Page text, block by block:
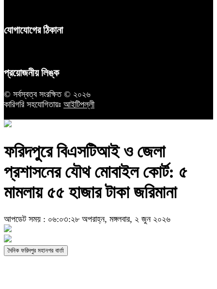
যোগাযোগের ঠিকানা
প্রয়োজনীয় লিঙ্ক
© সর্বস্বত্ব সংরক্ষিত © ২০২৬
কারিগরি সহযোগিতায়ঃ আইটিপল্লী
ফরিদপুরে বিএসটিআই ও জেলা
প্রশাসনের যৌথ মোবাইল কোর্ট: ৫
মামলায় ৫৫ হাজার টাকা জরিমানা
আপডেট সময় : ০৬:০৩:২৮ অপরাহ্ন, মঙ্গলবার, ২ জুন ২০২৬
দৈনিক ফরিদপুর মহানগর বার্তা